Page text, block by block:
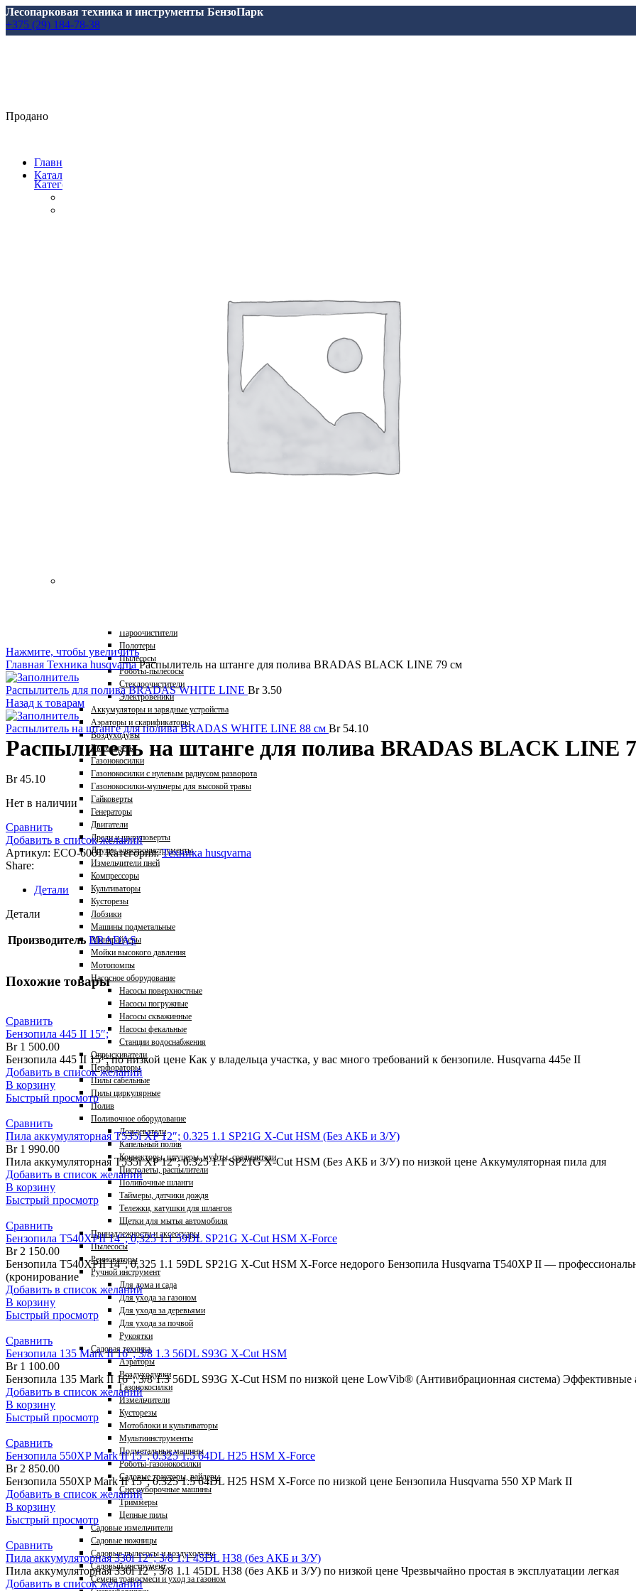
Лесопарковая техника и инструменты БензоПарк
+375 (29) 184-78-38
Главная
Каталог
Категории
для Мотоблоков и Культиваторов
Пароочистители
Полотеры
Пылесосы
Роботы-пылесосы
Стеклоочистители
Электровеники
Аккумуляторы и зарядные устройства
Аэраторы и скарификаторы
Воздуходувы
Высоторезы
Газонокосилки
Газонокосилки с нулевым радиусом разворота
Газонокосилки-мульчеры для высокой травы
Гайковерты
Генераторы
Двигатели
Дрели и шуруповерты
Другие электроинструменты
Измельчители пней
Компрессоры
Культиваторы
Кусторезы
Лобзики
Машины подметальные
Минирайдеры
Мойки высокого давления
Мотопомпы
Насосное оборудование
Насосы поверхностные
Насосы погружные
Насосы скважинные
Насосы фекальные
Станции водоснабжения
Опрыскиватели
Перфораторы
Пилы сабельные
Пилы циркулярные
Полив
Поливочное оборудование
Дождеватели
Капельный полив
Коннекторы, штуцеры, муфты, соединители
Пистолеты, распылители
Поливочные шланги
Таймеры, датчики дождя
Тележки, катушки для шлангов
Щетки для мытья автомобиля
Принадлежности и аксессуары
Пылесосы
Ренноваторы
Ручной инструмент
Для дома и сада
Для ухода за газоном
Для ухода за деревьями
Для ухода за почвой
Рукоятки
Садовая техника
Аэраторы
Воздуходувки
Газонокосилки
Измельчители
Кусторезы
Мотоблоки и культиваторы
Мультиинструменты
Подметальные машины
Роботы-газонокосилки
Садовые тракторы, райдеры
Снегоуборочные машины
Триммеры
Цепные пилы
Садовые измельчители
Садовые ножницы
Садовые пылесосы и воздуходувы
Садовый инструмент
Семена травосмеси и уход за газоном
Продано
Нажмите, чтобы увеличить
Главная Техника husqvarnaРаспылитель на штанге для полива BRADAS BLACK LINE 79 см
Распылитель для полива BRADAS WHITE LINE Br3.50
Назад к товарам
Распылитель на штанге для полива BRADAS WHITE LINE 88 см Br54.10
Распылитель на штанге для полива BRADAS BLACK LINE
Br45.10
Нет в наличии
Сравнить
Добавить в список желаний
Артикул: ECO-6001Категория: Техника husqvarna
Share:
Детали
Детали
Производитель BRADAS
Похожие товары
Сравнить
Бензопила 445 II 15″;
Br1 500.00
Бензопила 445 II 15″; по низкой цене Как у владельца участка, у вас много требований к бензопиле. Husqvarna 445e II
Добавить в список желаний
В корзину
Быстрый просмотр
Сравнить
Пила аккумуляторная T535i XP 12″; 0.325 1.1 SP21G X-Cut HSM (Без АКБ и З/У)
Br1 990.00
Пила аккумуляторная T535i XP 12″; 0.325 1.1 SP21G X-Cut HSM (Без АКБ и З/У) по низкой цене Аккумуляторная пила для
Добавить в список желаний
В корзину
Быстрый просмотр
Сравнить
Бензопила T540XPII 14″; 0,325 1.1 59DL SP21G X-Cut HSM X-Force
Br2 150.00
Бензопила T540XPII 14"; 0,325 1.1 59DL SP21G X-Cut HSM X-Force недорого Бензопила Husqvarna T540XP II —
(кронирование
Добавить в список желаний
В корзину
Быстрый просмотр
Сравнить
Бензопила 135 Mark II 16″; 3/8 1.3 56DL S93G X-Cut HSM
Br1 100.00
Бензопила 135 Mark II 16″; 3/8 1.3 56DL S93G X-Cut HSM по низкой цене LowVib® (Антивибрационная система)
Добавить в список желаний
В корзину
Быстрый просмотр
Сравнить
Бензопила 550XP Mark II 15″; 0.325 1.5 64DL H25 HSM X-Force
Br2 850.00
Бензопила 550XP Mark II 15″; 0.325 1.5 64DL H25 HSM X-Force по низкой цене Бензопила Husqvarna 550 XP Mark II
Добавить в список желаний
В корзину
Быстрый просмотр
Сравнить
Пила аккумуляторная 330i 12″; 3/8 1.1 45DL H38 (без АКБ и З/У)
Пила аккумуляторная 330i 12″; 3/8 1.1 45DL H38 (без АКБ и З/У) по низкой цене Чрезвычайно простая в эксплуатации легкая
Добавить в список желаний